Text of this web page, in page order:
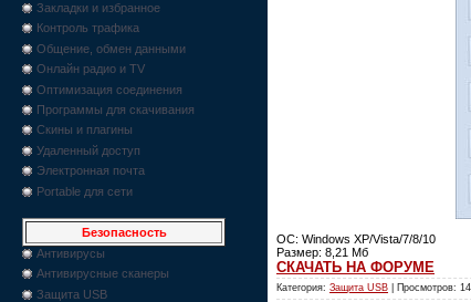
Закладки и избранное
Контроль трафика
Общение, обмен данными
Онлайн радио и TV
Оптимизация соединения
Программы для скачивания
Скины и плагины
Удаленный доступ
Электронная почта
Portable для сети
Безопасность
Антивирусы
Антивирусные сканеры
Защита USB
ОС: Windows XP/Vista/7/8/10
Размер: 8,21 Мб
СКАЧАТЬ НА ФОРУМЕ
Категория: Защита USB | Просмотров: